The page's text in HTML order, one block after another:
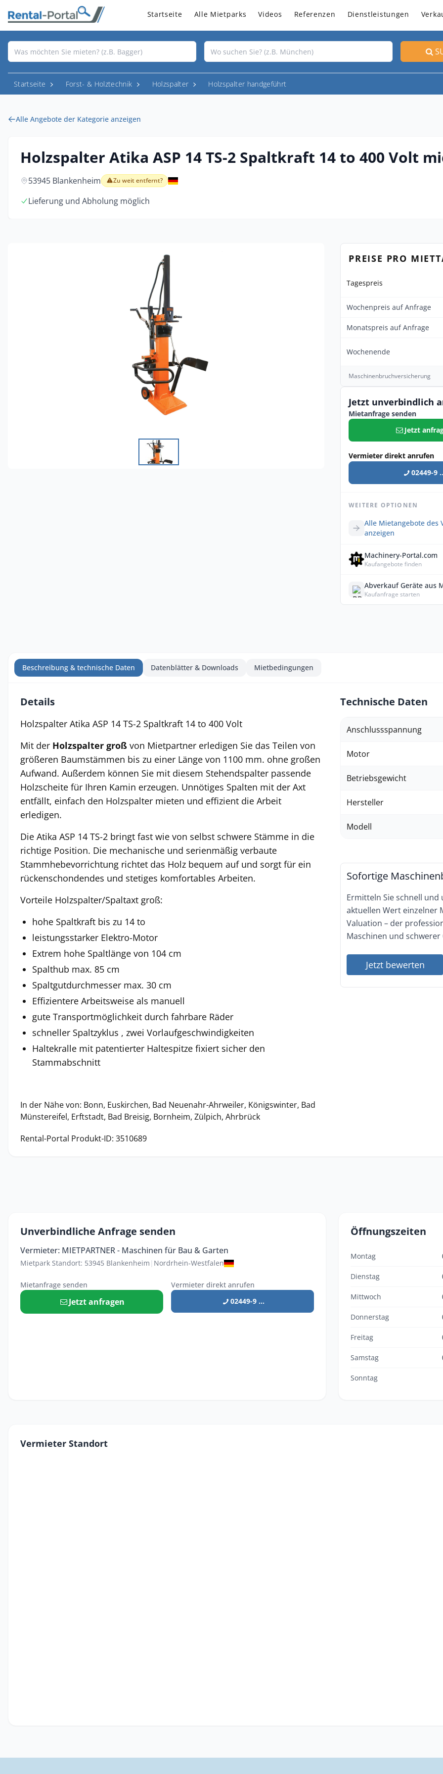
Startseite Alle Mietparks Videos Referenzen Dienstleistungen
Startseite Forst- & Holztechnik Holzspalter Holzspalter handgeführt
Alle Angebote der Kategorie anzeigen
Holzspalter Atika ASP 14 TS-2 Spaltkraft 14 to 400 Volt
53945 Blankenheim Zu weit entfernt?
Lieferung und Abholung möglich
PREISE PRO
Tagespreis
Wochenpreis auf Anfrage
Monatspreis auf Anfrage
Wochenende
Maschinenbruchversicherung
Jetzt unverbindlich
Mietanfrage senden
Jetzt
Vermieter direkt anrufen
02449-9
WEITERE OPTIONEN
Alle Mietangebote des
anzeigen
Machinery-Portal.com
Kaufangebote finden
Abverkauf Geräte aus
Kaufanfrage starten
Beschreibung & technische Daten Datenblätter & Downloads Mietbedingungen
Details
Holzspalter Atika ASP 14 TS-2 Spaltkraft 14 to 400 Volt
Mit der Holzspalter groß von Mietpartner erledigen Sie das Teilen von
größeren Baumstämmen bis zu einer Länge von 1100 mm. ohne großen
Aufwand. Außerdem können Sie mit diesem Stehendspalter passende
Holzscheite für Ihren Kamin erzeugen. Unnötiges Spalten mit der Axt
entfällt, einfach den Holzspalter mieten und effizient die Arbeit
erledigen.
Die Atika ASP 14 TS-2 bringt fast wie von selbst schwere Stämme in die
richtige Position. Die mechanische und serienmäßig verbaute
Stammhebevorrichtung richtet das Holz bequem auf und sorgt für ein
rückenschondendes und stetiges komfortables Arbeiten.
Vorteile Holzspalter/Spaltaxt groß:
hohe Spaltkraft bis zu 14 to
leistungsstarker Elektro-Motor
Extrem hohe Spaltlänge von 104 cm
Spalthub max. 85 cm
Spaltgutdurchmesser max. 30 cm
Effizientere Arbeitsweise als manuell
gute Transportmöglichkeit durch fahrbare Räder
schneller Spaltzyklus , zwei Vorlaufgeschwindigkeiten
Haltekralle mit patentierter Haltespitze fixiert sicher den
Stammabschnitt
In der Nähe von: Bonn, Euskirchen, Bad Neuenahr-Ahrweiler, Königswinter, Bad
Münstereifel, Erftstadt, Bad Breisig, Bornheim, Zülpich, Ahrbrück
Rental-Portal Produkt-ID: 3510689
Technische Daten
Anschlussspannung
Motor
Betriebsgewicht
Hersteller
Modell
Sofortige
Ermitteln Sie schnell
aktuellen Wert einzelner
Valuation – der
Maschinen und schwerer
Jetzt bewerten
Unverbindliche Anfrage senden
Vermieter: MIETPARTNER - Maschinen für Bau & Garten
Mietpark Standort: 53945 Blankenheim | Nordrhein-Westfalen
Mietanfrage senden
Jetzt anfragen
Vermieter direkt anrufen
02449-9 ...
Öffnungszeiten
Montag
Dienstag
Mittwoch
Donnerstag
Freitag
Samstag
Sonntag
Vermieter Standort